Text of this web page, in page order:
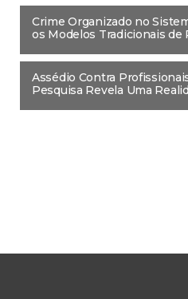
Crime Organizado no
os Modelos Tradicionais de
Assédio Contra
Pesquisa Revela Uma